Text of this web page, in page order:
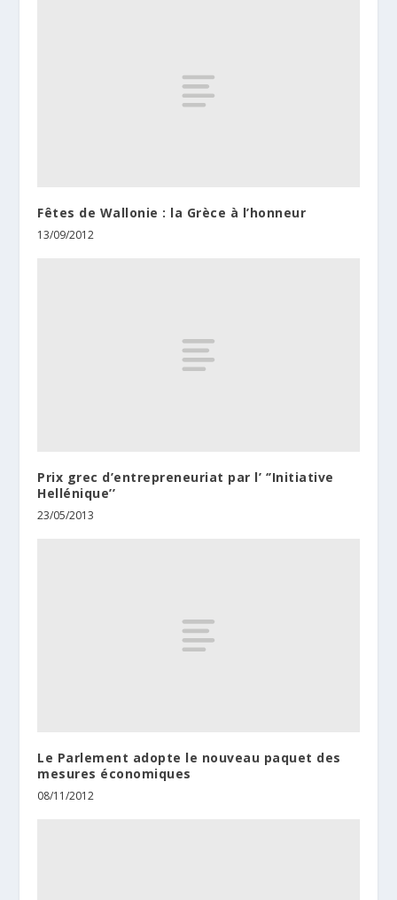
Fêtes de Wallonie : la Grèce à l’honneur
13/09/2012
Prix grec d’entrepreneuriat par l’ ‘’Initiative
Hellénique’’
23/05/2013
Le Parlement adopte le nouveau paquet des
mesures économiques
08/11/2012